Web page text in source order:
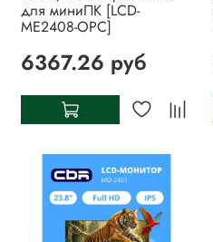
для миниПК [LCD-
ME2408-OPC]
6367.26 руб